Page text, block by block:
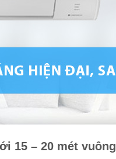
15 – 20 mét vuông